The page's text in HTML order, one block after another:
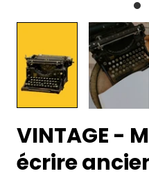
VINTAGE -
écrire